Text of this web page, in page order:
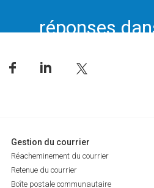
réponses
Gestion du courrier
Réacheminement du courrier
Retenue du courrier
Boîte postale communautaire